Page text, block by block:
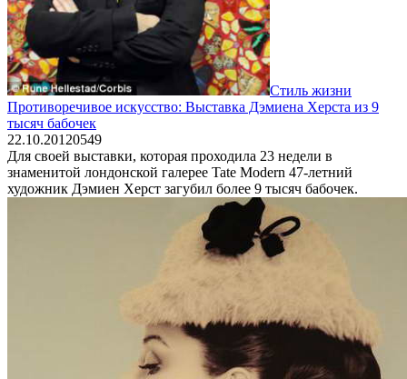
Стиль жизни
Противоречивое искусство: Выставка Дэмиена Херста из 9
тысяч бабочек
22.10.20120549
Для своей выставки, которая проходила 23 недели в
знаменитой лондонской галерее Tate Modern 47-летний
художник Дэмиен Херст загубил более 9 тысяч бабочек.